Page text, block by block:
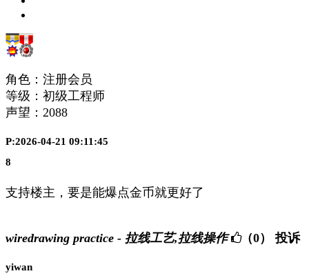
角色：注册会员
等级：初级工程师
声望： 2088
P:2026-04-21 09:11:45
8
支持楼主，要是能爆点金币就更好了
wiredrawing practice - 拉线工艺,拉线操作 （0） 投诉
yiwan